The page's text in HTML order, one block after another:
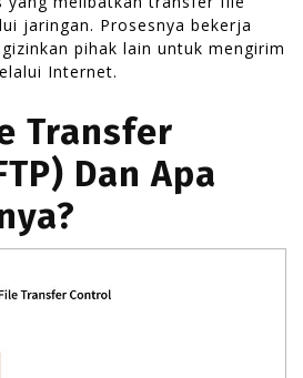
jaringan. Prosesnya bekerja
pihak lain untuk mengirim
Internet.
Transfer
Dan Apa